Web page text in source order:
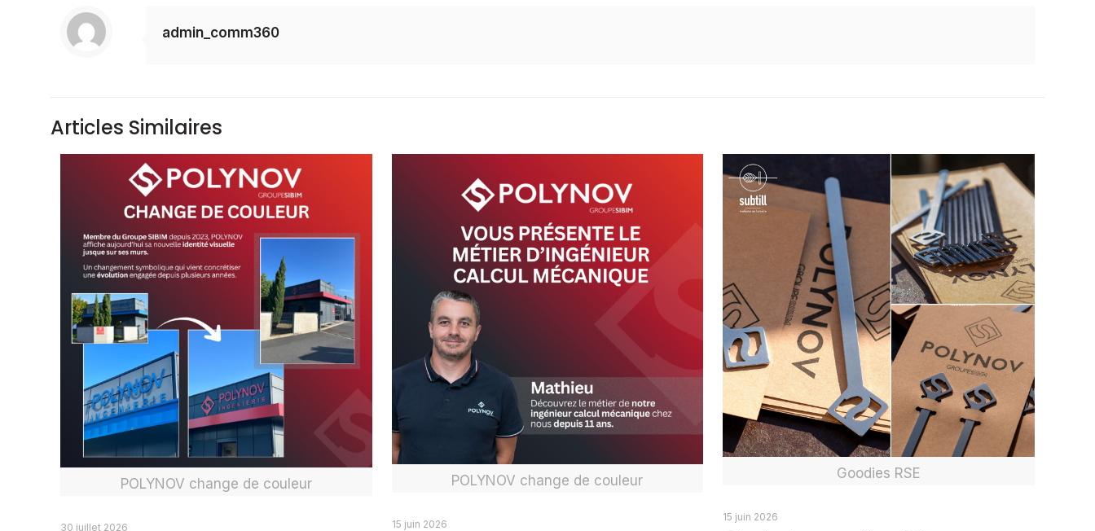
admin_comm360
Articles Similaires
POLYNOV change de couleur
30 juillet 2026
POLYNOV change de couleur
15 juin 2026
Goodies RSE
15 juin 2026